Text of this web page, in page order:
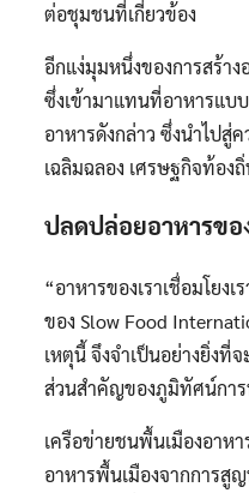
ต่อชุมชนที่เกี่ยวข้อง
อีกแง่มุมหนึ่งของการสร้า
ซึ่งเข้ามาแทนที่อาหารแบ
อาหารดังกล่าว ซึ่งนำไปสู่
เฉลิมฉลอง เศรษฐกิจท้อ
ปลดปล่อยอาหารข
“อาหารของเราเชื่อมโย
ของ Slow Food
เหตุนี้ จึงจำเป็นอย่างยิ่งที่
ส่วนสำคัญของภูมิทัศน์การ
เครือข่ายชนพื้นเมืองอาห
อาหารพื้นเมืองจากการสู